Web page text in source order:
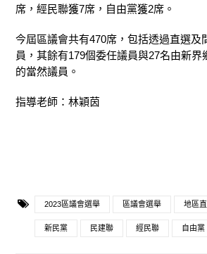
席，經民聯獲7席，自由黨獲2席。
今屆區議會共有470席，包括透過直選及
員，其餘有179個委任議員與27名由新界
的當然議員。
​​​指導老師：林穎茵
2023區議會選舉 區議會選舉 地區
新民黨 民建聯 經民聯 自由黨